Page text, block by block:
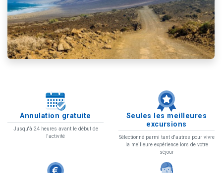
Plus de détails et réserver
Une merveilleuse occasion d&#39;apprendre à
connaître notre île d&#39;une manière différente dans
une Jeep
Annulation gratuite
Jusqu'à 24 heures avant le début de
l'activité
Seules les meilleures
excursions
Sélectionné parmi tant d'autres pour vivre
la meilleure expérience lors de votre
séjour